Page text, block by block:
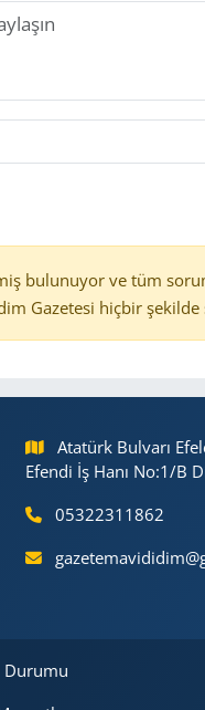
bulunuyor ve tüm
Gazetesi hiçbir
Atatürk Bulvarı
Efendi İş Hanı No:1/B
05322311862
Durumu